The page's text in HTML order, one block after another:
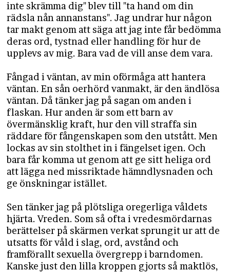
inte skrämma dig" blev till "ta hand om din
rädsla nån annanstans". Jag undrar hur någon
tar makt genom att säga att jag inte får bedömma
deras ord, tystnad eller handling för hur de
upplevs av mig. Bara vad de vill anse dem vara.
Fångad i väntan, av min oförmåga att hantera
väntan. En sån oerhörd vanmakt, är den ändlösa
väntan. Då tänker jag på sagan om anden i
flaskan. Hur anden är som ett barn av
övermänsklig kraft, hur den vill straffa sin
räddare för fångenskapen som den utstått. Men
lockas av sin stolthet in i fängelset igen. Och
bara får komma ut genom att ge sitt heliga ord
att lägga ned missriktade hämndlysnaden och
ge önskningar istället.
Sen tänker jag på plötsliga oregerliga våldets
hjärta. Vreden. Som så ofta i vredesmördarnas
berättelser på skärmen verkat sprungit ur att de
utsatts för våld i slag, ord, avstånd och
framförallt sexuella övergrepp i barndomen.
Kanske just den lilla kroppen gjorts så maktlös,